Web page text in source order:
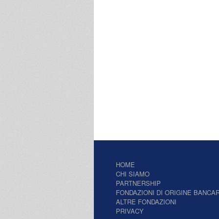
HOME
CHI SIAMO
PARTNERSHIP
FONDAZIONI DI ORIGINE
ALTRE FONDAZIONI
PRIVACY